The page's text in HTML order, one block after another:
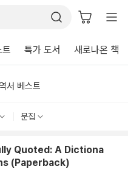
특가 도서 새로나온 책
서 베스트
문집
Quoted: A Dictiona
(Paperback)